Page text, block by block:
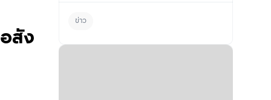
สัง
ข่าว